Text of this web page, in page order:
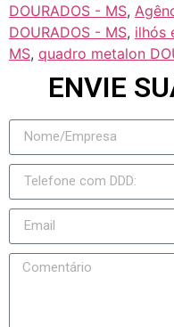
DOURADOS - MS,
DOURADOS - MS, ilhós
MS, quadro metalon
ENVIE